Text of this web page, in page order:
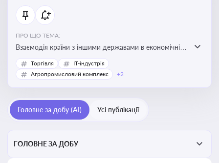
ПРО ЩО ТЕМА:
Взаємодія країни з іншими державами в економічній
сфері, включаючи експорт та імпорт товарів і послуг,
міжнародні фінансові операції, інвестиції, торгівлю,
Торгівля
IT-індустрія
Агропромисловий комплекс
+2
Головне за добу (AI) Усі публікації
ГОЛОВНЕ ЗА ДОБУ